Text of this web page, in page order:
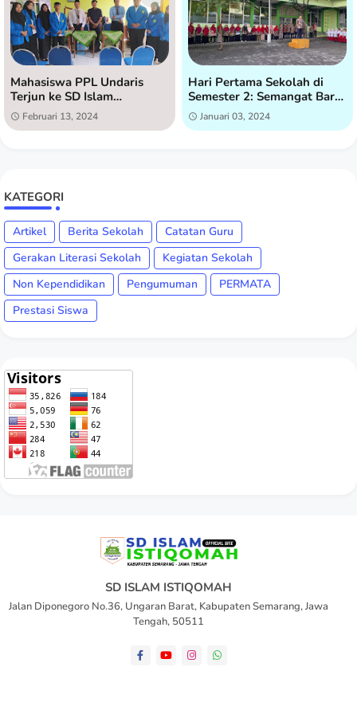
Mahasiswa PPL Undaris
Terjun ke SD Islam
Istiqomah untuk Praktik
Lapangan
Februari 13, 2024
Hari Pertama Sekolah di
Semester 2: Semangat Baru
di SD Islam Istiqomah
Januari 03, 2024
KATEGORI
Artikel Berita Sekolah
Catatan Guru
Gerakan Literasi Sekolah
Kegiatan Sekolah
Non Kependidikan
Pengumuman
PERMATA
Prestasi Siswa
SD ISLAM ISTIQOMAH
Jalan Diponegoro No.36, Ungaran Barat, Kabupaten Semarang, Jawa
Tengah, 50511